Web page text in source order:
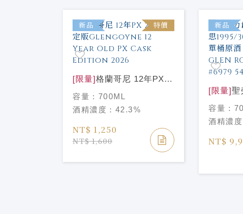
新品 特價
[限量] 格蘭哥尼 12年PX
2026限定版Glengoyne 12
Year Old PX Cask
Edition 2026
容量： 700ML
酒精濃度： 42.3%
NT$ 1,250
NT$ 1,600
新品
[限量] 聖
格蘭路
54.6%單
容量：
酒精濃度
NT$